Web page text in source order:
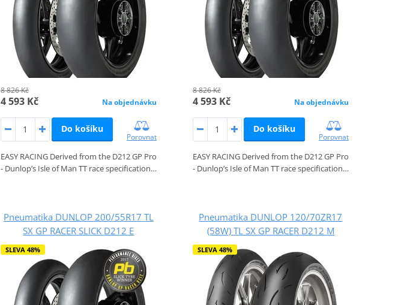
8 826 Kč
4 593 Kč Na objednávku
Do košíku
Porovnat
EASY RACING Derived from the D212 GP Pro
- Dunlop’s Isle of Man TT race specification…
8 826 Kč
4 593 Kč Na objednávku
Do košíku
Porovnat
EASY RACING Derived from the D212 GP Pro
- Dunlop’s Isle of Man TT race specification…
Pneumatika DUNLOP 200/55R17 TL
SX GP RACER SLICK D212 E
SLEVA 48%
Pneumatika DUNLOP 120/70ZR17
(58W) TL SX GP RACER D212 M
SLEVA 48%